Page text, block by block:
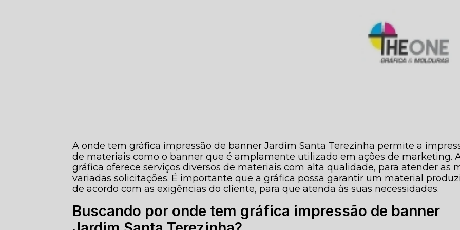
A onde tem gráfica impressão de banner Jardim Santa Terezinha permite a
de materiais como o banner que é amplamente utilizado em ações de marketing.
gráfica oferece serviços diversos de materiais com alta qualidade, para atender as
variadas solicitações. É importante que a gráfica possa garantir um material
de acordo com as exigências do cliente, para que atenda às suas necessidades.
Buscando por onde tem gráfica impressão de banner